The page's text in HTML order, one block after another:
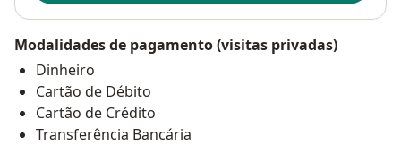
Modalidades de pagamento (visitas privadas)
Dinheiro
Cartão de Débito
Cartão de Crédito
Transferência Bancária